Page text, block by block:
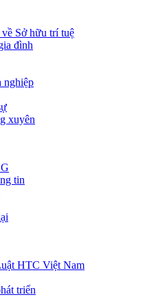
Sở hữu trí tuệ
đình
nghiệp
xuyên
tin
HTC Việt Nam
triển